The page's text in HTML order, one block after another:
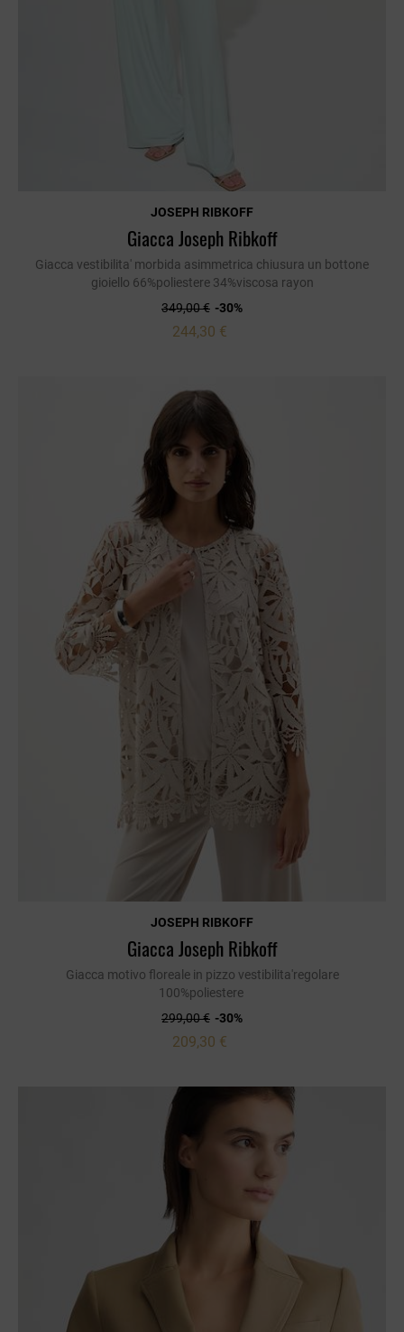
JOSEPH RIBKOFF
Giacca Joseph Ribkoff
Giacca vestibilita' morbida asimmetrica chiusura un bottone
gioiello 66%poliestere 34%viscosa rayon
349,00 € -30%
244,30 €
JOSEPH RIBKOFF
Giacca Joseph Ribkoff
Giacca motivo floreale in pizzo vestibilita'regolare
100%poliestere
299,00 € -30%
209,30 €